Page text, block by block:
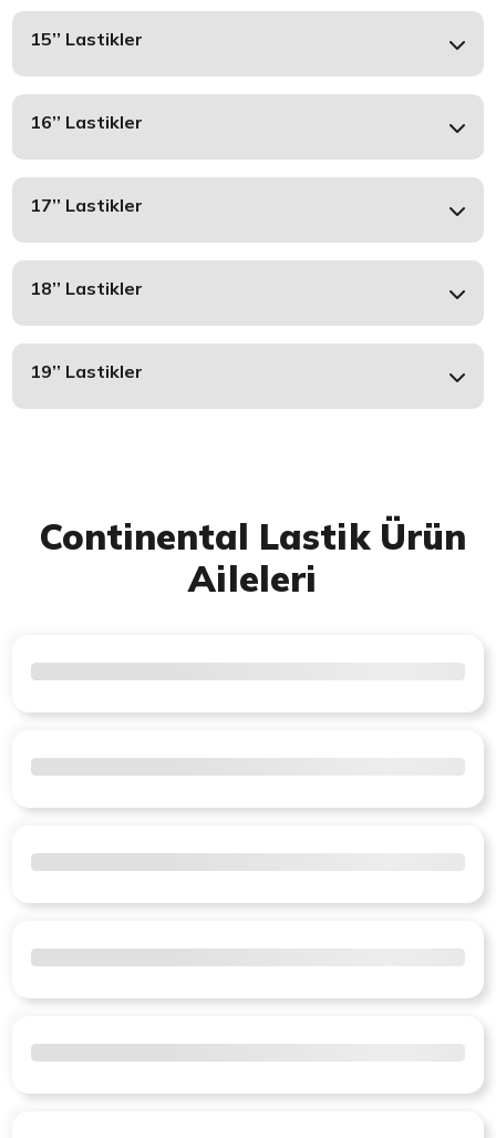
15’’ Lastikler
16’’ Lastikler
17’’ Lastikler
18’’ Lastikler
19’’ Lastikler
Continental Lastik Ürün
Aileleri